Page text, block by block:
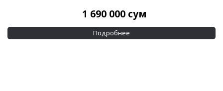
1 690 000 сум
Подробнее